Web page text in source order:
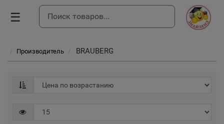
☰
Производитель BRAUBERG